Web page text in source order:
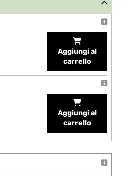
Aggiungi al
carrello
Aggiungi al
carrello